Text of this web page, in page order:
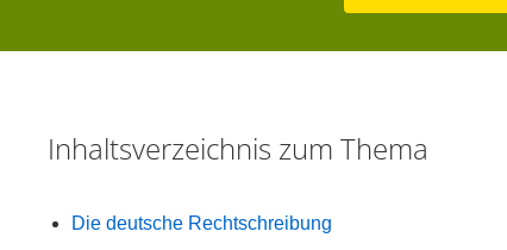
Inhaltsverzeichnis zum Thema
Die deutsche Rechtschreibung